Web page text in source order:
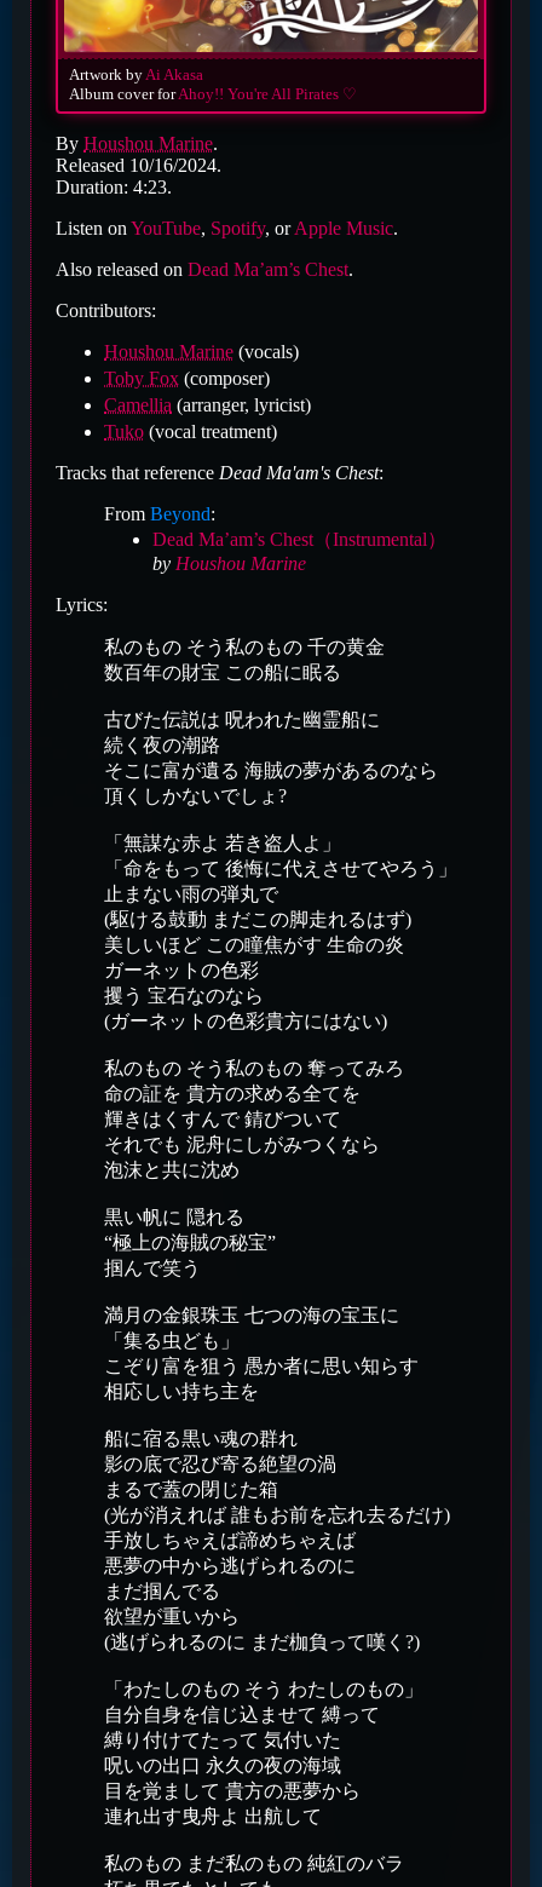
Artwork by Ai Akasa
Album cover forAhoy!! You're All Pirates ♡
By Houshou Marine.
Released 10/16/2024.
Duration: 4:23.
Listen on YouTube, Spotify, orApple Music.
Also released on Dead Ma’am’s Chest.
Contributors:
Houshou Marine (vocals)
Toby Fox (composer)
Camellia (arranger, lyricist)
Tuko (vocal treatment)
Tracks that reference Dead Ma'am's Chest:
From Beyond:
Dead Ma’am’s Chest（Instrumental）
by Houshou Marine
Lyrics:
私のもの そう私のもの 千の黄金
数百年の財宝 この船に眠る
古びた伝説は 呪われた幽霊船に
続く夜の潮路
そこに富が遺る 海賊の夢があるのなら
頂くしかないでしょ?
「無謀な赤よ 若き盗人よ」
「命をもって 後悔に代えさせてやろう」
止まない雨の弾丸で
(駆ける鼓動 まだこの脚走れるはず)
美しいほど この瞳焦がす 生命の炎
ガーネットの色彩
攫う 宝石なのなら
(ガーネットの色彩貴方にはない)
私のもの そう私のもの 奪ってみろ
命の証を 貴方の求める全てを
輝きはくすんで 錆びついて
それでも 泥舟にしがみつくなら
泡沫と共に沈め
黒い帆に 隠れる
“極上の海賊の秘宝”
掴んで笑う
満月の金銀珠玉 七つの海の宝玉に
「集る虫ども」
こぞり富を狙う 愚か者に思い知らす
相応しい持ち主を
船に宿る黒い魂の群れ
影の底で忍び寄る絶望の渦
まるで蓋の閉じた箱
(光が消えれば 誰もお前を忘れ去るだけ)
手放しちゃえば諦めちゃえば
悪夢の中から逃げられるのに
まだ掴んでる
欲望が重いから
(逃げられるのに まだ枷負って嘆く?)
「わたしのもの そう わたしのもの」
自分自身を信じ込ませて 縛って
縛り付けてたって 気付いた
呪いの出口 永久の夜の海域
目を覚まして 貴方の悪夢から
連れ出す曳舟よ 出航して
私のもの まだ私のもの 純紅のバラ